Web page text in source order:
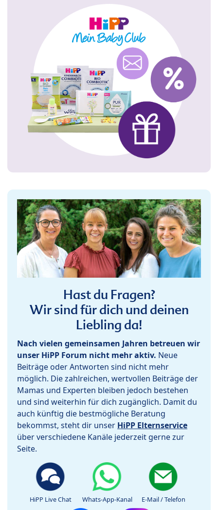
Hast du Fragen?
Wir sind für dich und deinen
Liebling da!
Nach vielen gemeinsamen Jahren betreuen wir
unser HiPP Forum nicht mehr aktiv. Neue
Beiträge oder Antworten sind nicht mehr
möglich. Die zahlreichen, wertvollen Beiträge der
Mamas und Experten bleiben jedoch bestehen
und sind weiterhin für dich zugänglich. Damit du
auch künftig die bestmögliche Beratung
bekommst, steht dir unser HiPP Elternservice
über verschiedene Kanäle jederzeit gerne zur
Seite.
HiPP Live Chat Whats-App-Kanal E-Mail / Telefon